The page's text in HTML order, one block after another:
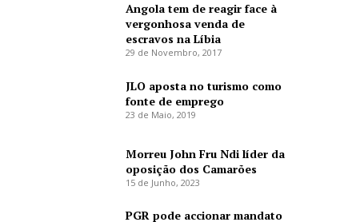
Angola tem de reagir face à
vergonhosa venda de
escravos na Líbia
29 de Novembro, 2017
JLO aposta no turismo como
fonte de emprego
23 de Maio, 2019
Morreu John Fru Ndi líder da
oposição dos Camarões
15 de Junho, 2023
PGR pode accionar mandato